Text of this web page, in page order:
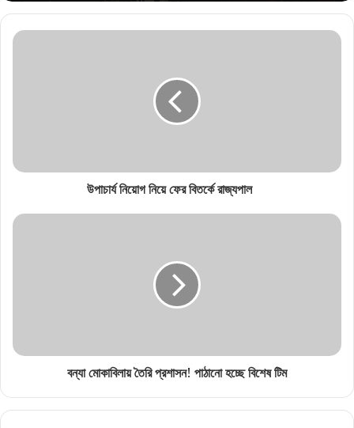
উপাচার্য নিয়োগ নিয়ে ফের বিতর্কে রাজ্যপাল
বন্যা মোকাবিলায় তৈরি প্রশাসন! পাঠানো হচ্ছে বিশেষ টিম